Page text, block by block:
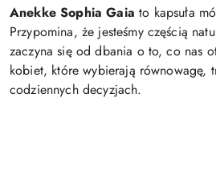
Anekke Sophia Gaia to kapsuła
Przypomina, że jesteśmy częścią
zaczyna się od dbania o to, co nas
kobiet, które wybierają równowagę,
codziennych decyzjach.